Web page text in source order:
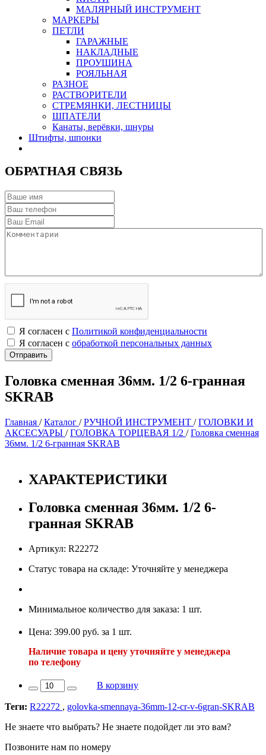
МАЛЯРНЫЙ ИНСТРУМЕНТ
МАРКЕРЫ
ПЕТЛИ
ГАРАЖНЫЕ
НАКЛАДНЫЕ
ПРОУШИНА
РОЯЛЬНАЯ
РАЗНОЕ
РАСТВОРИТЕЛИ
СТРЕМЯНКИ, ЛЕСТНИЦЫ
ШПАТЕЛИ
Канаты, верёвки, шнуры
Штифты, шпонки
ОБРАТНАЯ СВЯЗЬ
Я согласен с Политикой конфиденциальности
Я согласен с обработкой персональных данных
Головка сменная 36мм. 1/2 6-гранная
SKRAB
Главная /Каталог /РУЧНОЙ ИНСТРУМЕНТ /ГОЛОВКИ И
АКСЕСУАРЫ /ГОЛОВКА ТОРЦЕВАЯ 1/2 /Головка сменная
36мм. 1/2 6-гранная SKRAB
ХАРАКТЕРИСТИКИ
Головка сменная 36мм. 1/2 6-
гранная SKRAB
Артикул: R22272
Статус товара на складе: Уточняйте у менеджера
Минимальное количество для заказа: 1 шт.
Цена: 399.00 руб. за 1 шт.
Наличие товара и цену уточняйте у менеджера
по телефону
В корзину
Теги: R22272 , golovka-smennaya-36mm-12-cr-v-6gran-SKRAB
Не знаете что выбрать? Не знаете подойдет ли это вам?
Позвоните нам по номеру